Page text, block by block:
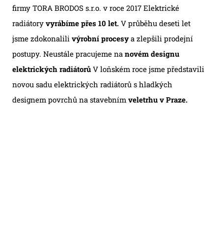
firmy TORA BRODOS s.r.o. v roce 2017 Elektrické
radiátory vyrábíme přes 10 let. V průběhu deseti let
jsme zdokonalili výrobní procesya zlepšili prodejní
postupy. Neustále pracujeme na novém designu
elektrických radiátorů V loňském roce jsme představili
novou sadu elektrických radiátorů s hladkých
designem povrchů na stavebním veletrhu v Praze.